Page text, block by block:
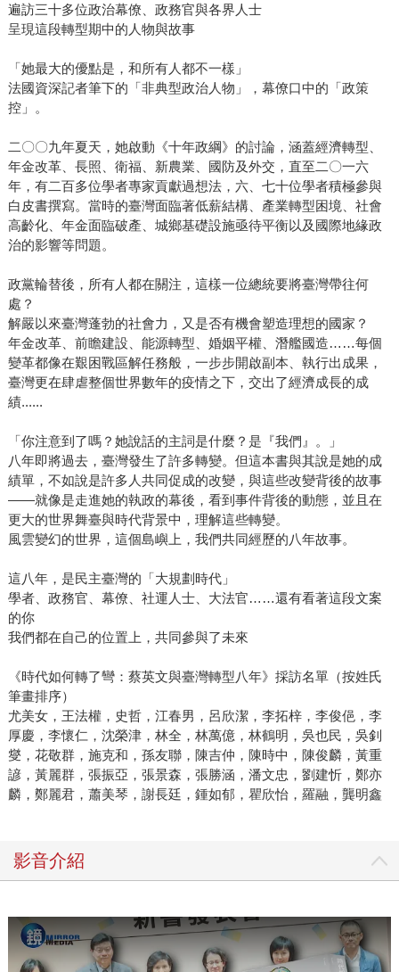
遍訪三十多位政治幕僚、政務官與各界人士
呈現這段轉型期中的人物與故事
「她最大的優點是，和所有人都不一樣」
法國資深記者筆下的「非典型政治人物」，幕僚口中的「政策
控」。
二〇〇九年夏天，她啟動《十年政綱》的討論，涵蓋經濟轉型、
年金改革、長照、衛福、新農業、國防及外交，直至二〇一六
年，有二百多位學者專家貢獻過想法，六、七十位學者積極參與
白皮書撰寫。當時的臺灣面臨著低薪結構、產業轉型困境、社會
高齡化、年金面臨破產、城鄉基礎設施亟待平衡以及國際地緣政
治的影響等問題。
政黨輪替後，所有人都在關注，這樣一位總統要將臺灣帶往何
處？
解嚴以來臺灣蓬勃的社會力，又是否有機會塑造理想的國家？
年金改革、前瞻建設、能源轉型、婚姻平權、潛艦國造……每個
變革都像在艱困戰區解任務般，一步步開啟副本、執行出成果，
臺灣更在肆虐整個世界數年的疫情之下，交出了經濟成長的成
績......
「你注意到了嗎？她說話的主詞是什麼？是『我們』。」
八年即將過去，臺灣發生了許多轉變。但這本書與其說是她的成
績單，不如說是許多人共同促成的改變，與這些改變背後的故事
——就像是走進她的執政的幕後，看到事件背後的動態，並且在
更大的世界舞臺與時代背景中，理解這些轉變。
風雲變幻的世界，這個島嶼上，我們共同經歷的八年故事。
這八年，是民主臺灣的「大規劃時代」
學者、政務官、幕僚、社運人士、大法官……還有看著這段文案
的你
我們都在自己的位置上，共同參與了未來
《時代如何轉了彎：蔡英文與臺灣轉型八年》採訪名單（按姓氏
筆畫排序）
尤美女，王法權，史哲，江春男，呂欣潔，李拓梓，李俊俋，李
厚慶，李懷仁，沈榮津，林全，林萬億，林鶴明，吳也民，吳釗
燮，花敬群，施克和，孫友聯，陳吉仲，陳時中，陳俊麟，黃重
諺，黃麗群，張振亞，張景森，張勝涵，潘文忠，劉建忻，鄭亦
麟，鄭麗君，蕭美琴，謝長廷，鍾如郁，瞿欣怡，羅融，龔明鑫
影音介紹